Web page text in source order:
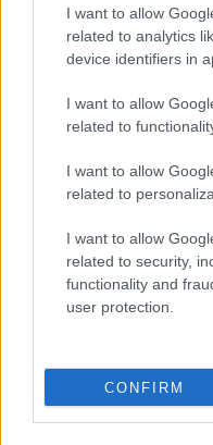
I want to allow
related to analytics
device identifiers in
I want to allow
related to
I want to allow
related to
I want to allow
related to security,
functionality and
user protection.
CONFIRM
έως 600 ευρώ
σειρά σήμερα
ΟΠΕΚΑ:
ευρώ - Πώς θα